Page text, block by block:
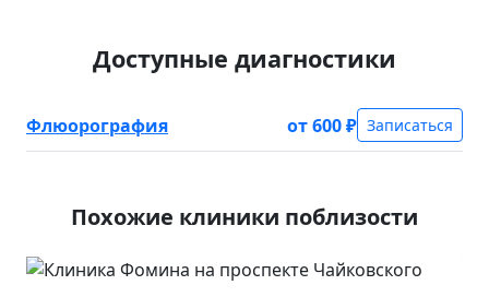
Доступные диагностики
Флюорография от 600 ₽ Записаться
Похожие клиники поблизости